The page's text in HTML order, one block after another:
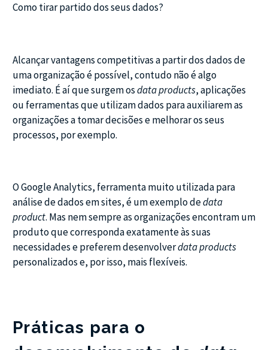
Como tirar partido dos seus dados?
Alcançar vantagens competitivas a partir dos dados de
uma organização é possível, contudo não é algo
imediato. É aí que surgem osdata products, aplicações
ou ferramentas que utilizam dados para auxiliarem as
organizações a tomar decisões e melhorar os seus
processos, por exemplo.
O Google Analytics, ferramenta muito utilizada para
análise de dados em sites, é um exemplo dedata
product. Mas nem sempre as organizações encontram um
produto que corresponda exatamente às suas
necessidades e preferem desenvolverdata products
personalizados e, por isso, mais flexíveis.
Práticas para o